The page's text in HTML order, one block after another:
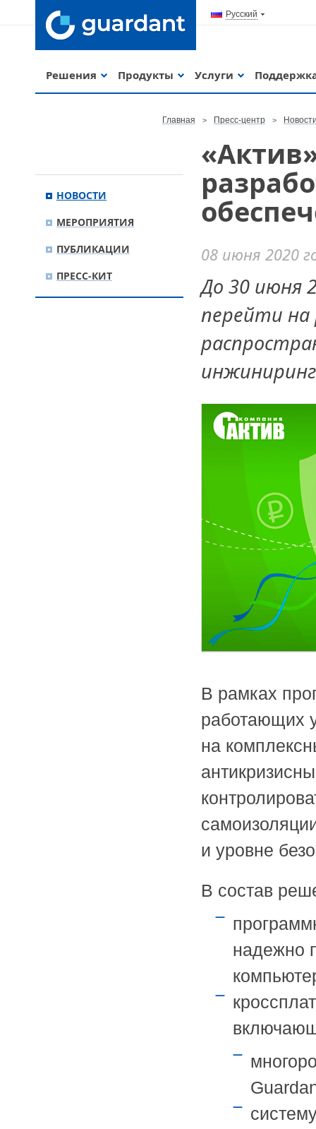
Русский
Решения Продукты Услуги
Главная Пресс-центр
08 июня 2020
До 30 июня
перейти на
В рамках
работающих
на
и уровне
В состав
надежно
НОВОСТИ
МЕРОПРИЯТИЯ
ПУБЛИКАЦИИ
ПРЕСС-КИТ